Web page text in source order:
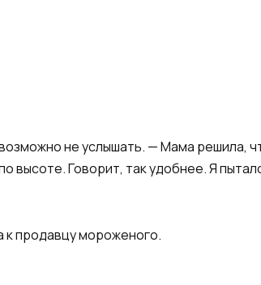
не услышать. — Мама решила,
высоте. Говорит, так удобнее. Я
продавцу мороженого.